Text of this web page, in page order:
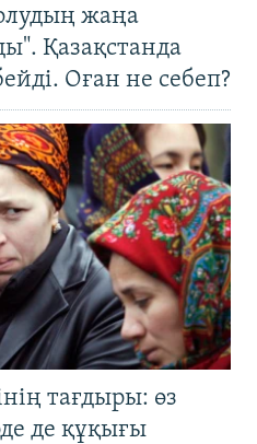
жаңа
Қазақстанда
Оған не себеп?
тағдыры: өз
де құқығы